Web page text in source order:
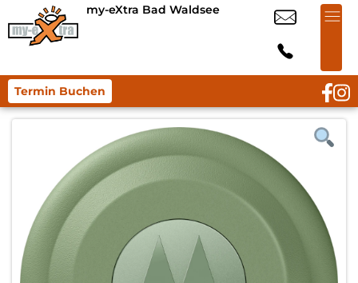
my-eXtra Bad Waldsee
Termin Buchen